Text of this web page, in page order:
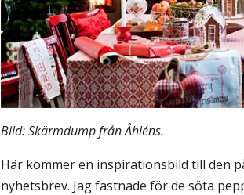
Bild: Skärmdump från Åhléns.
Här kommer en inspirationsbild till den
nyhetsbrev. Jag fastnade för de söta